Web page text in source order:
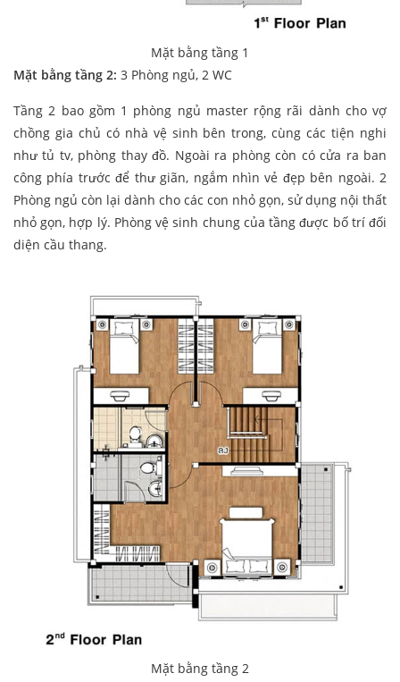
Mặt bằng tầng 1
Mặt bằng tầng 2: 3 Phòng ngủ, 2 WC
Tầng 2 bao gồm 1 phòng ngủ master rộng rãi dành cho vợ
chồng gia chủ có nhà vệ sinh bên trong, cùng các tiện nghi
như tủ tv, phòng thay đồ. Ngoài ra phòng còn có cửa ra ban
công phía trước để thư giãn, ngắm nhìn vẻ đẹp bên ngoài. 2
Phòng ngủ còn lại dành cho các con nhỏ gọn, sử dụng nội thất
nhỏ gọn, hợp lý. Phòng vệ sinh chung của tầng được bố trí đối
diện cầu thang.
Mặt bằng tầng 2